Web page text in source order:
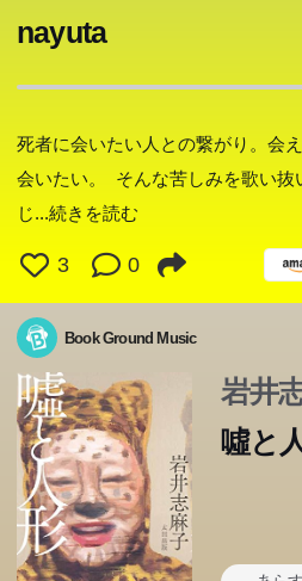
nayuta
死者に会いたい人との繋がり。会
会いたい。 そんな苦しみを歌い抜
じ...続きを読む
3 0
Book Ground Music
岩井
噓と